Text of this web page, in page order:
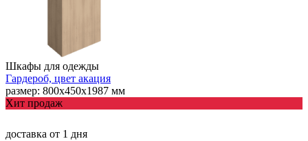
Шкафы для одежды
Гардероб, цвет акация
размер: 800х450х1987 мм
Хит продаж
доставка от 1 дня